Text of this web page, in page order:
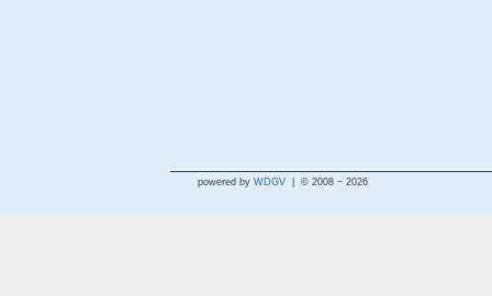
powered by WDGV | © 2008 − 2026